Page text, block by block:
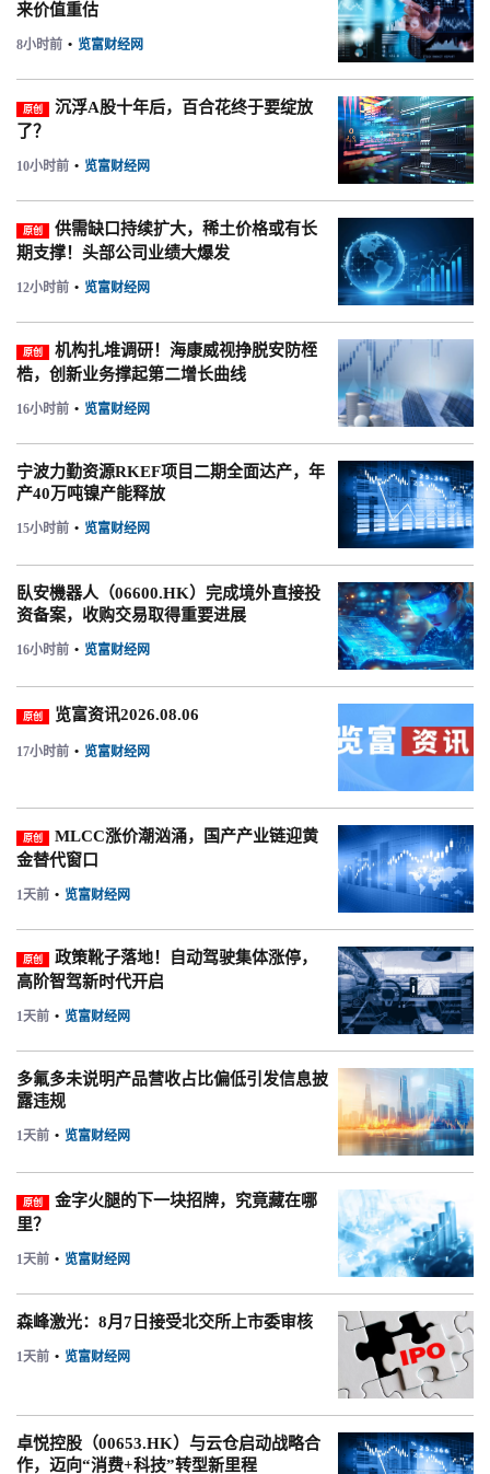
来价值重估
8小时前 • 览富财经网
原创
沉浮A股十年后，百合花终于要绽放
了？
10小时前 • 览富财经网
原创
供需缺口持续扩大，稀土价格或有长
期支撑！头部公司业绩大爆发
12小时前 • 览富财经网
原创
机构扎堆调研！海康威视挣脱安防桎
梏，创新业务撑起第二增长曲线
16小时前 • 览富财经网
宁波力勤资源RKEF项目二期全面达产，年
产40万吨镍产能释放
15小时前 • 览富财经网
臥安機器人（06600.HK）完成境外直接投
资备案，收购交易取得重要进展
16小时前 • 览富财经网
原创 览富资讯2026.08.06
17小时前 • 览富财经网
原创
MLCC涨价潮汹涌，国产产业链迎黄
金替代窗口
1天前 • 览富财经网
原创
政策靴子落地！自动驾驶集体涨停，
高阶智驾新时代开启
1天前 • 览富财经网
多氟多未说明产品营收占比偏低引发信息披
露违规
1天前 • 览富财经网
原创
金字火腿的下一块招牌，究竟藏在哪
里？
1天前 • 览富财经网
森峰激光：8月7日接受北交所上市委审核
1天前 • 览富财经网
卓悦控股（00653.HK）与云仓启动战略合
作，迈向“消费+科技”转型新里程